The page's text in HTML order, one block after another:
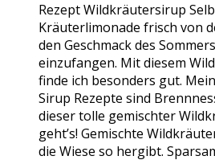
Rezept Wildkräutersirup
Kräuterlimonade frisch von
den Geschmack des
einzufangen. Mit diesem
finde ich besonders gut.
Sirup Rezepte sind
dieser tolle gemischter
geht’s! Gemischte
die Wiese so hergibt.